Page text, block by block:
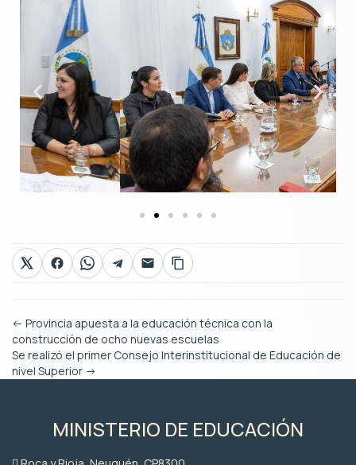
← Provincia apuesta a la educación técnica con la
construcción de ocho nuevas escuelas
Se realizó el primer Consejo Interinstitucional de Educación de
nivel Superior →
MINISTERIO DE EDUCACIÓN